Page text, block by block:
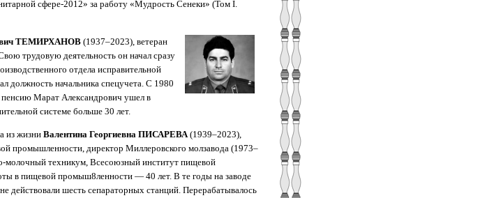
сфере-2012» за работу «Мудрость Сенеки» (Том I.
ТЕМИРХАНОВ(1937–2023), ветеран
трудовую деятельность он начал сразу
отдела исправительной
должность начальника спецучета. С 1980
Марат Александрович ушел в
системе больше 30 лет.
из жизниВалентина Георгиевна ПИСАРЕВА(1939–2023),
промышленности, директор Миллеровского молзавода (1973–
молочный техникум, Всесоюзный институт пищевой
в пищевой промыш8ленности — 40 лет. В те годы на заводе
действовали шесть сепараторных станций. Перерабатывалось